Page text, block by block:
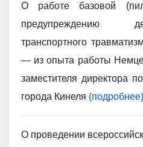
О работе базовой
предупреждению
транспортного
— из опыта работы
заместителя
города Кинеля (подробнее)
О проведении